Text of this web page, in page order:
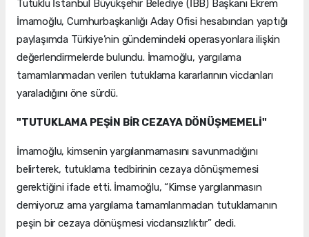
Tutuklu İstanbul Büyükşehir Belediye (İBB) Başkanı Ekrem
İmamoğlu, Cumhurbaşkanlığı Aday Ofisi hesabından yaptığı
paylaşımda Türkiye’nin gündemindeki operasyonlara ilişkin
değerlendirmelerde bulundu. İmamoğlu, yargılama
tamamlanmadan verilen tutuklama kararlarının vicdanları
yaraladığını öne sürdü.
"TUTUKLAMA PEŞİN BİR CEZAYA DÖNÜŞMEMELİ"
İmamoğlu, kimsenin yargılanmamasını savunmadığını
belirterek, tutuklama tedbirinin cezaya dönüşmemesi
gerektiğini ifade etti. İmamoğlu, “Kimse yargılanmasın
demiyoruz ama yargılama tamamlanmadan tutuklamanın
peşin bir cezaya dönüşmesi vicdansızlıktır” dedi.